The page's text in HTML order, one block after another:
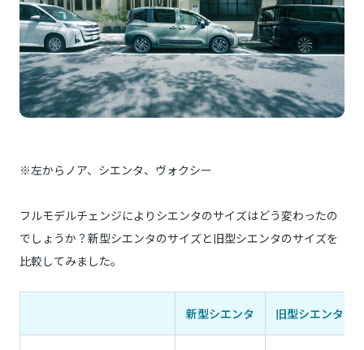
※左からノア、シエンタ、ヴォクシー
フルモデルチェンジによりシエンタのサイズはどう変わったの
でしょうか？新型シエンタのサイズと旧型シエンタのサイズを
比較してみました。
新型シエンタ 旧型シエンタ